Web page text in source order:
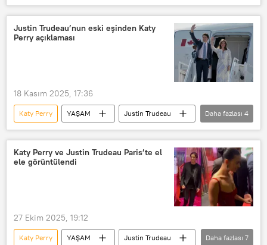
Tokyo
Japonya
Instagram
X
Fumio Kishida
Paris
Haberler
Justin Trudeau’nun eski eşinden Katy
Perry açıklaması
18 Kasım 2025, 17:36
Katy Perry YAŞAM
Justin Trudeau
ilişki
Paris
Haberler
Sophie Grégoire Trudeau
Daha fazlası 4
Katy Perry ve Justin Trudeau Paris’te el
ele görüntülendi
27 Ekim 2025, 19:12
Katy Perry YAŞAM
Justin Trudeau
Daha fazlası 7